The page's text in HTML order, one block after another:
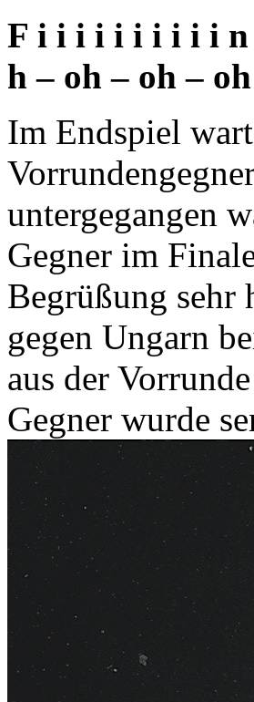
F i i i i i i i i i i
h – oh – oh –
Im Endspiel
untergegangen
Gegner im
Begrüßung sehr
gegen Ungarn
aus der
Gegner wurde